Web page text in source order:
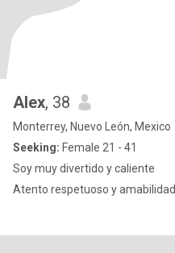
Alex, 38
Monterrey, Nuevo León, Mexico
Seeking: Female 21 - 41
Soy muy divertido y caliente
Atento respetuoso y amabilidad